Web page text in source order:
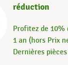
réduction
Profitez de
1 an (hors Prix
Dernières